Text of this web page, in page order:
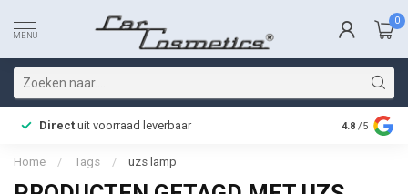
MENU
0
Direct uit voorraad leverbaar Snelle
4.8 /5
Home / Tags / uzs lamp